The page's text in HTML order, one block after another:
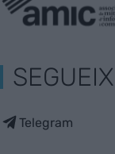
Telegram